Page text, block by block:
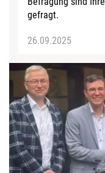
gefragt.
26.09.2025